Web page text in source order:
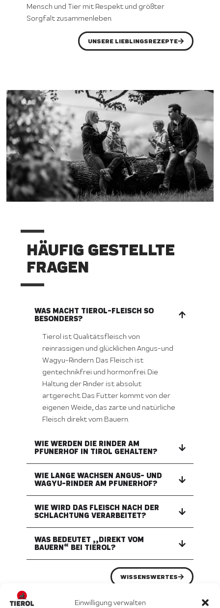
Einwilligung verwalten
Mensch und Tier mit Respekt und größter
Sorgfalt zusammenleben.
UNSERE LIEBLINGSREZEPTE
HÄUFIG GESTELLTE
FRAGEN
WAS MACHT TIEROL-FLEISCH SO
BESONDERS?
Tierol ist Qualitätsfleisch von
reinrassigen und glücklichen Angus-und
Wagyu-Rindern. Das Fleisch ist
gentechnikfrei und hormonfrei. Die
Haltung der Rinder ist absolut
artgerecht. Das Futter kommt von der
eigenen Weide, das zarte und natürliche
Fleisch direkt vom Bauern.
WIE WERDEN DIE RINDER AM
PFUNERHOF IN TIROL GEHALTEN?
WIE LANGE WACHSEN ANGUS- UND
WAGYU-RINDER AM PFUNERHOF?
WIE WIRD DAS FLEISCH NACH DER
SCHLACHTUNG VERARBEITET?
WAS BEDEUTET „„DIREKT VOM
BAUERN“ BEI TIEROL?
WISSENSWERTES